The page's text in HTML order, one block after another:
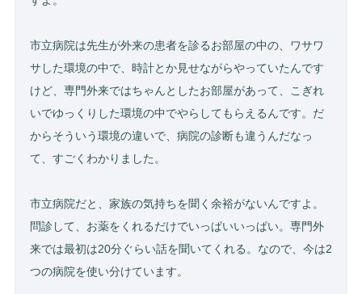
市立病院は先生が外来の患者を診るお部屋の中の、ワサワ
サした環境の中で、時計とか見せながらやっていたんです
けど、専門外来ではちゃんとしたお部屋があって、こぎれ
いでゆっくりした環境の中でやらしてもらえるんです。だ
からそういう環境の違いで、病院の診断も違うんだなっ
て、すごくわかりました。
市立病院だと、家族の気持ちを聞く余裕がないんですよ。
問診して、お薬をくれるだけでいっぱいいっぱい。専門外
来では最初は20分ぐらい話を聞いてくれる。なので、今は2
つの病院を使い分けています。